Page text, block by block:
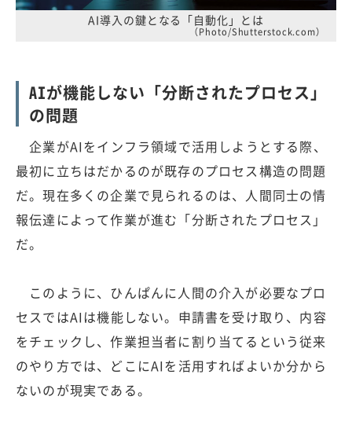
AI導入の鍵となる「自動化」とは
（Photo/Shutterstock.com）
AIが機能しない「分断されたプロセス」
の問題
企業がAIをインフラ領域で活用しようとする際、
最初に立ちはだかるのが既存のプロセス構造の問題
だ。現在多くの企業で見られるのは、人間同士の情
報伝達によって作業が進む「分断されたプロセス」
だ。
このように、ひんぱんに人間の介入が必要なプロ
セスではAIは機能しない。申請書を受け取り、内容
をチェックし、作業担当者に割り当てるという従来
のやり方では、どこにAIを活用すればよいか分から
ないのが現実である。